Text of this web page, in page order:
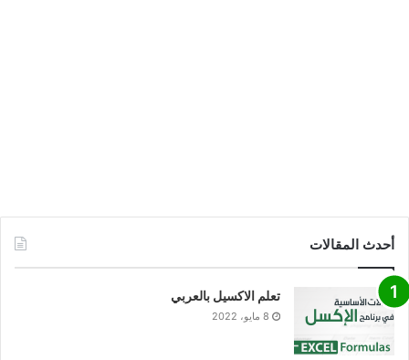
أحدث المقالات
تعلم الاكسيل بالعربي
8 مايو، 2022